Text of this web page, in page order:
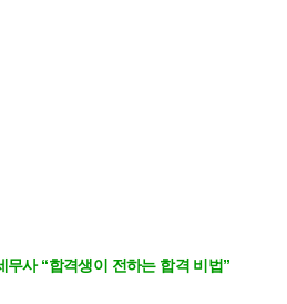
사 “합격생이 전하는 합격 비법”